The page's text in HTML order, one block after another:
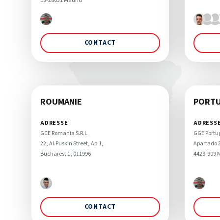
CONTACT
ROUMANIE
ADRESSE
GCE Romania S.R.L
22, Al.Puskin Street, Ap.1,
Bucharest 1, 011996
CONTACT
GGE
Apartado
4429-909